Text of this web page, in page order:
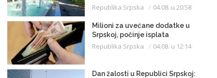
Republika Srpska 04.08. u 20:58
Milioni za uvećane dodatke u
Srpskoj, počinje isplata
Republika Srpska 04.08. u 12:14
Dan žalosti u Republici Srpskoj: